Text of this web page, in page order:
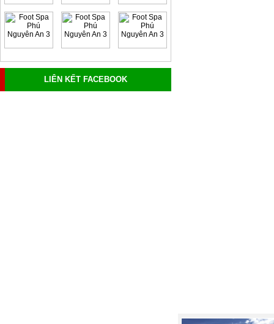
LIÊN KẾT FACEBOOK